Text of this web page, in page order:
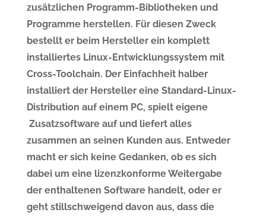
zusätzlichen Programm-Bibliotheken und
Programme herstellen. Für diesen Zweck
bestellt er beim Hersteller ein komplett
installiertes Linux-Entwicklungssystem mit
Cross-Toolchain. Der Einfachheit halber
installiert der Hersteller eine Standard-Linux-
Distribution auf einem PC, spielt eigene
Zusatzsoftware auf und liefert alles
zusammen an seinen Kunden aus. Entweder
macht er sich keine Gedanken, ob es sich
dabei um eine lizenzkonforme Weitergabe
der enthaltenen Software handelt, oder er
geht stillschweigend davon aus, dass die